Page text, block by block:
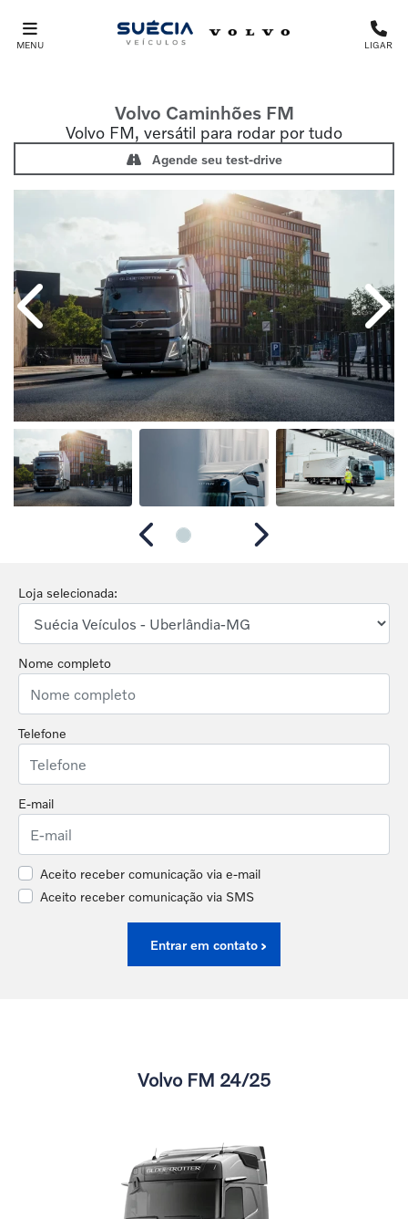
MENU LIGAR
Volvo CaminhõesFM
Volvo FM, versátil para rodar por tudo
Agende seu test-drive
Loja selecionada:
Nome completo
Telefone
E-mail
Aceito receber comunicação via e-mail
Aceito receber comunicação via SMS
Entrar em contato
Anterior
Anterior Próximo
Volvo FM 24/25